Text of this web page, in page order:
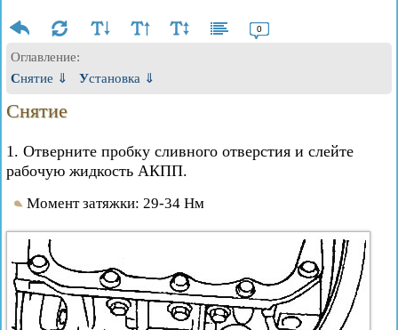
0
Оглавление:
Снятие ⇓
Установка ⇓
Снятие
1. Отверните пробку сливного отверстия и слейте
рабочую жидкость АКПП.
Момент затяжки: 29-34 Нм